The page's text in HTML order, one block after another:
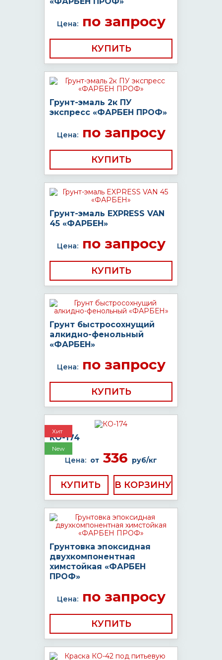
Цена:по запросу
КУПИТЬ
Грунт-эмаль 2к ПУ
экспресс «ФАРБЕН ПРОФ»
Цена:по запросу
КУПИТЬ
Грунт-эмаль EXPRESS VAN
45 «ФАРБЕН»
Цена:по запросу
КУПИТЬ
Грунт быстросохнущий
алкидно-фенольный
«ФАРБЕН»
Цена:по запросу
КУПИТЬ
Хит
New
КО-174
Цена: от 336 руб/кг
КУПИТЬ
Грунтовка эпоксидная
двухкомпонентная
химстойкая «ФАРБЕН
ПРОФ»
Цена:по запросу
КУПИТЬ